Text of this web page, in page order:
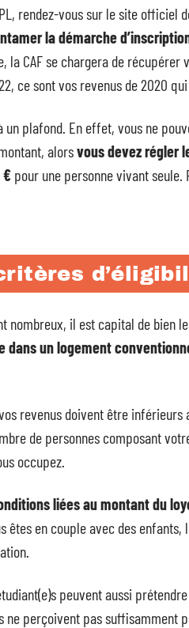
rendez-vous sur le site officiel
la démarche
la CAF se chargera de
ce sont vos revenus de 2020
un plafond. En effet, vous ne
alorsvous devez régler
€ pour une personne vivant
nombreux, il est capital de bien
un logement
revenus doivent être inférieurs
de personnes composant
occupez.
liées au montant du
êtes en couple avec des
peuvent aussi
ne perçoivent pas suffisamment